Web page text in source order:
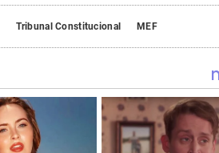
Tribunal Constitucional MEF